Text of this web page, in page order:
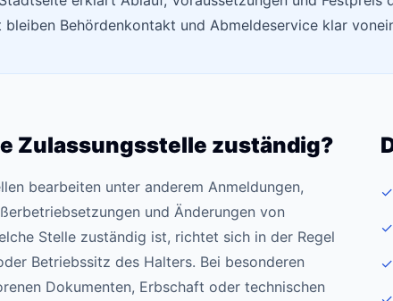
bleiben Behördenkontakt und Abmeldeservice klar
Zulassungsstelle zuständig?
bearbeiten unter anderem Anmeldungen,
und Änderungen von
Stelle zuständig ist, richtet sich in der Regel
Betriebssitz des Halters. Bei besonderen
Dokumenten, Erbschaft oder technischen
✓
✓
✓